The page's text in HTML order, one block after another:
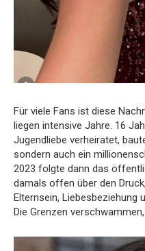
Für viele Fans ist diese
liegen intensive Jahre. 16
Jugendliebe verheiratet,
sondern auch ein
2023 folgte dann das
damals offen über den
Elternsein, Liebesbeziehung
Die Grenzen